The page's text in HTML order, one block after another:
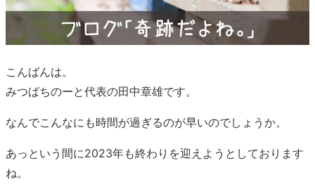
こんばんは。
みつばちのーと代表の田中章雄です。
なんでこんなにも時間が過ぎるのが早いのでしょうか。
あっという間に2023年も終わりを迎えようとしております
ね。